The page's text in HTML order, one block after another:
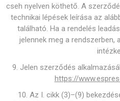
cseh nyelven köthető. A
technikai lépések leírása az
található. Ha a rendelés
jelennek meg a rendszerben,
9. Jelen szerződés
https://
10. Az I. cikk (3)–(9)